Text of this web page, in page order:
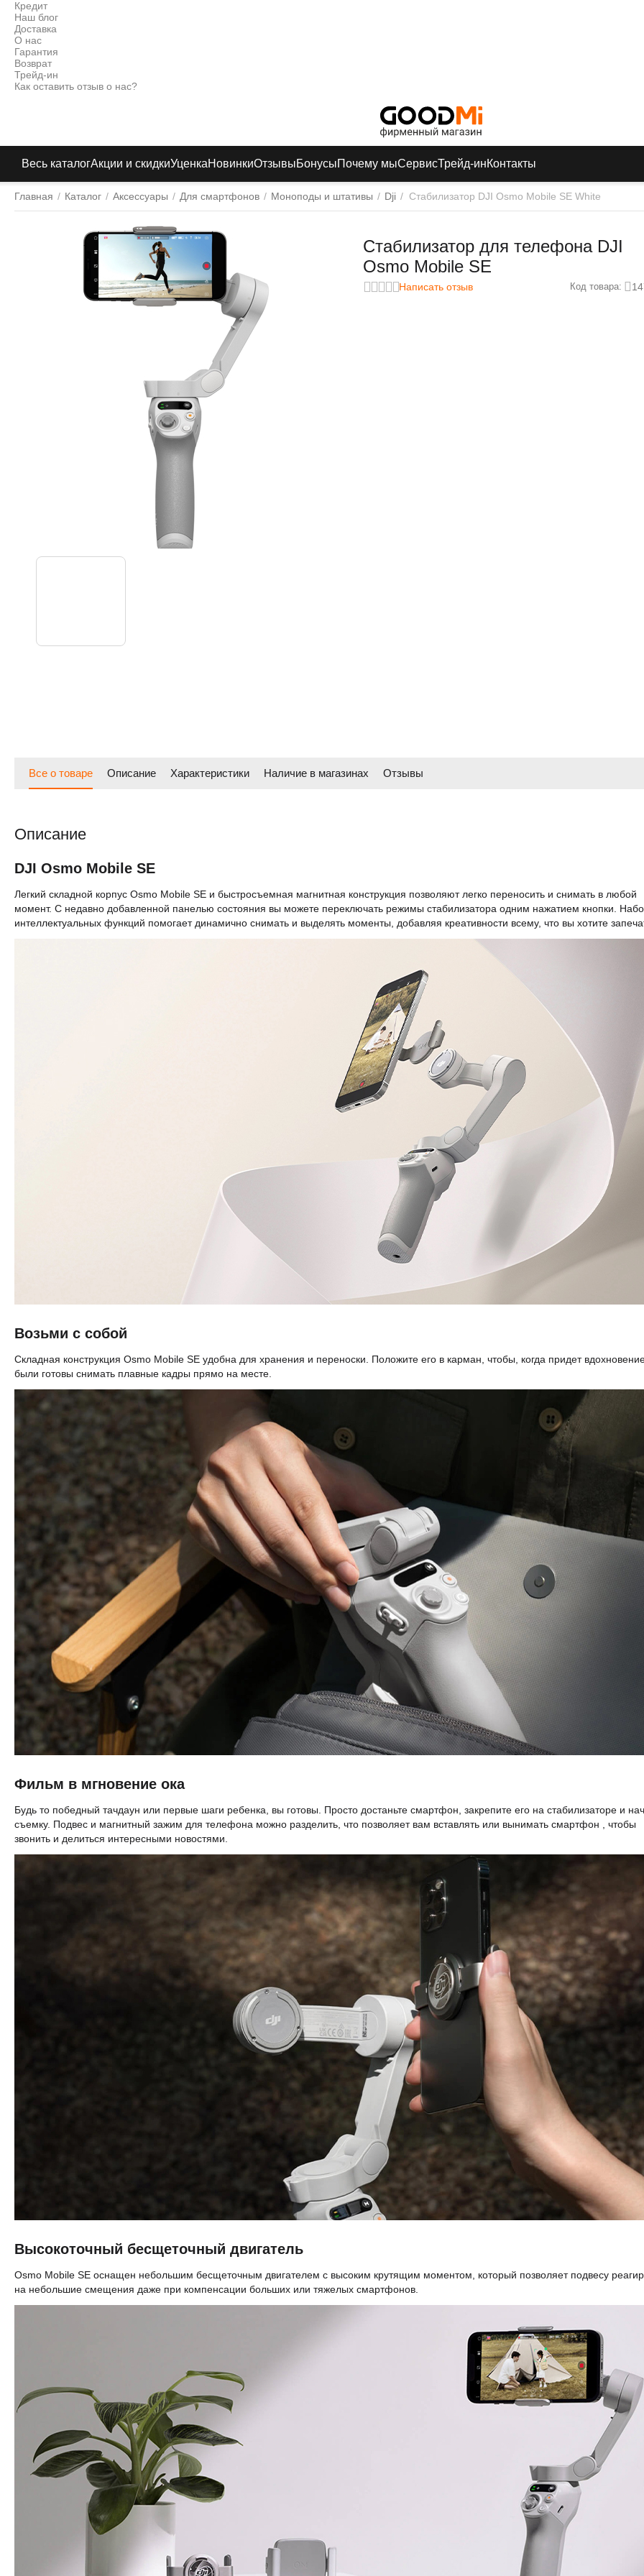
Кредит
Наш блог
Доставка
О нас
Гарантия
Возврат
Трейд-ин
Как оставить отзыв о нас?
Весь каталогАкции и скидкиУценкаНовинкиОтзывыБонусыПочему мыСервисТрейд-инКонтакты
Главная / Каталог / Аксессуары / Для смартфонов / Моноподы и штативы / Dji / Стабилизатор DJI Osmo Mobile SE White
Стабилизатор для телефона DJI
Osmo Mobile SE
Написать отзыв Код товара:
Все о товаре Описание Характеристики Наличие в магазинах Отзывы
Описание
DJI Osmo Mobile SE
Легкий складной корпус Osmo Mobile SE и быстросъемная магнитная конструкция позволяют легко переносить и снимать в любой
момент. С недавно добавленной панелью состояния вы можете переключать режимы стабилизатора одним нажатием кнопки.
интеллектуальных функций помогает динамично снимать и выделять моменты, добавляя креативности всему, что вы хотите
Возьми с собой
Складная конструкция Osmo Mobile SE удобна для хранения и переноски. Положите его в карман, чтобы, когда придет
были готовы снимать плавные кадры прямо на месте.
Фильм в мгновение ока
Будь то победный тачдаун или первые шаги ребенка, вы готовы. Просто достаньте смартфон, закрепите его на стабилизаторе и
съемку. Подвес и магнитный зажим для телефона можно разделить, что позволяет вам вставлять или вынимать смартфон , чтобы
звонить и делиться интересными новостями.
Высокоточный бесщеточный двигатель
Osmo Mobile SE оснащен небольшим бесщеточным двигателем с высоким крутящим моментом, который позволяет подвесу
на небольшие смещения даже при компенсации больших или тяжелых смартфонов.